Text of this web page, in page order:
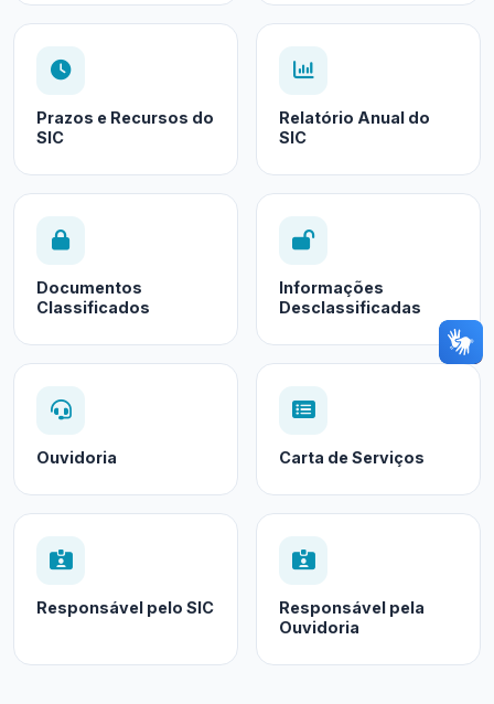
Prazos e Recursos do
SIC
Relatório Anual do
SIC
Documentos
Classificados
Informações
Desclassificadas
Ouvidoria Carta de Serviços
Responsável pelo SIC
Responsável pela
Ouvidoria